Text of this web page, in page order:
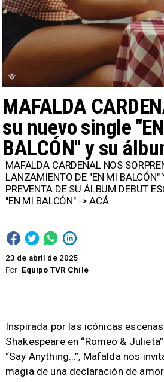
Por Equipo TVR Chile
MAFALDA
su nuevo single
BALCÓN" y su
23 de abril de 2025
MAFALDA CARDENAL NOS
LANZAMIENTO DE "EN MI BALCÓN"
PREVENTA DE SU ÁLBUM DEBUT
"EN MI BALCÓN" -> ACÁ ​
Inspirada por las icónicas
Shakespeare en “Romeo &
“Say Anything…”, Mafalda nos
magia de una declaración de